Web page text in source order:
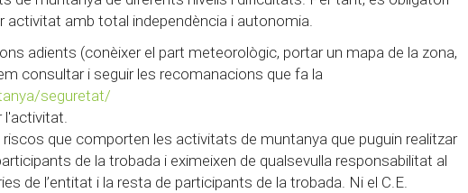
amb total independència i autonomia.
adients (conèixer el part meteorològic, portar un mapa de la zona,
consultar i seguir les recomanacions que fa la
seguretat/
l'activitat.
que comporten les activitats de muntanya que puguin realitzar
de la trobada i eximeixen de qualsevulla responsabilitat al
de l’entitat i la resta de participants de la trobada. Ni el C.E.